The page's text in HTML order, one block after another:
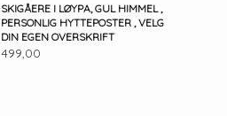
SKIGÅERE I LØYPA, GUL HIMMEL ,
PERSONLIG HYTTEPOSTER , VELG
DIN EGEN OVERSKRIFT
499,00